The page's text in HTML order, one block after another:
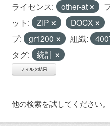
ライセンス: other-at
ット:
ZIP DOCX
プ:
gr1200 組織:
タグ:
統計
フィルタ結果
他の検索を試してください。